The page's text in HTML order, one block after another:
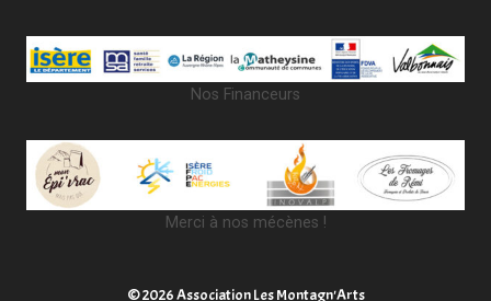
Nos Financeurs
Merci à nos mécènes !
© 2026 Association Les Montagn'Arts